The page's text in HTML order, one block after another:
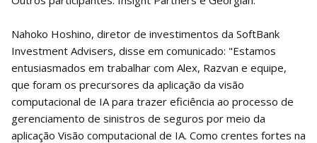
Nahoko Hoshino, diretor de investimentos da SoftBank
Investment Advisers, disse em comunicado: "Estamos
entusiasmados em trabalhar com Alex, Razvan e equipe,
que foram os precursores da aplicação da visão
computacional de IA para trazer eficiência ao processo de
gerenciamento de sinistros de seguros por meio da
aplicação Visão computacional de IA. Como crentes fortes na